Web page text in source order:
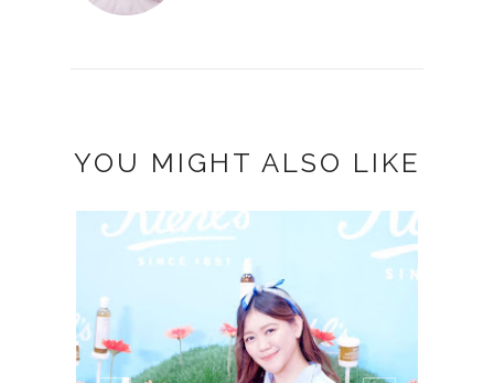
YOU MIGHT ALSO LIKE